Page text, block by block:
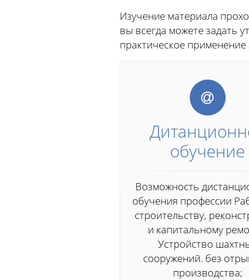
Изучение материала
вы всегда можете задать
практическое
обучение
Возможность
обучения профессии
строительству,
и капитальному
Устройство
сооружений. без
производства;